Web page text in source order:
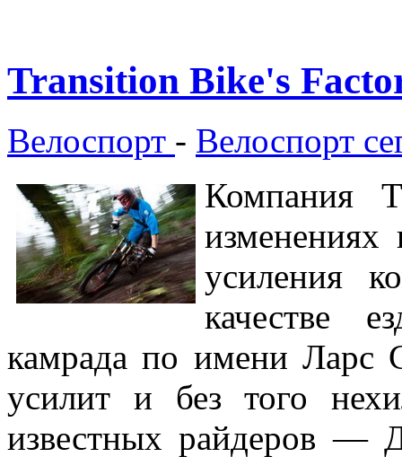
Transition Bike's
Велоспорт - Велоспорт
Компания
усиления
качестве
камрада по имени Ларс
усилит и без того
известных райдеров —